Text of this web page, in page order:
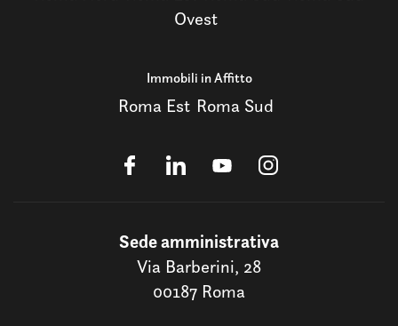
Ovest
Immobili in Affitto
Roma Est Roma Sud
Sede amministrativa
Via Barberini, 28
00187 Roma